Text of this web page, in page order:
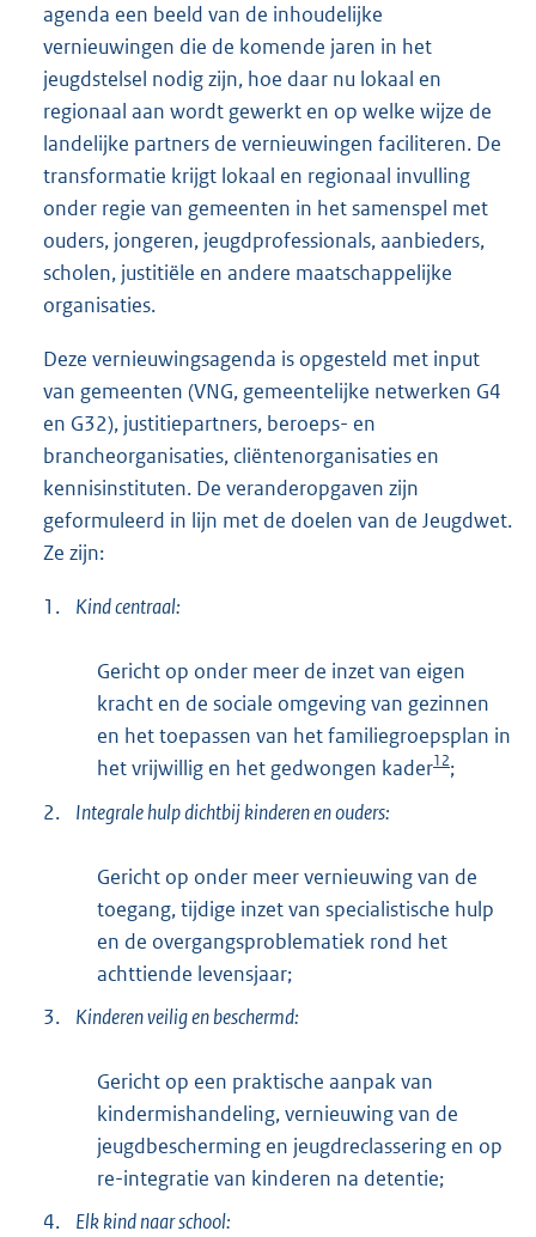
agenda een beeld van de inhoudelijke
vernieuwingen die de komende jaren in het
jeugdstelsel nodig zijn, hoe daar nu lokaal en
regionaal aan wordt gewerkt en op welke wijze de
landelijke partners de vernieuwingen faciliteren. De
transformatie krijgt lokaal en regionaal invulling
onder regie van gemeenten in het samenspel met
ouders, jongeren, jeugdprofessionals, aanbieders,
scholen, justitiële en andere maatschappelijke
organisaties.
Deze vernieuwingsagenda is opgesteld met input
van gemeenten (VNG, gemeentelijke netwerken G4
en G32), justitiepartners, beroeps- en
brancheorganisaties, cliëntenorganisaties en
kennisinstituten. De veranderopgaven zijn
geformuleerd in lijn met de doelen van de Jeugdwet.
Ze zijn:
1. Kind centraal:
Gericht op onder meer de inzet van eigen
kracht en de sociale omgeving van gezinnen
en het toepassen van het familiegroepsplan in
het vrijwillig en het gedwongen kader12;
2.
Integrale hulp dichtbij kinderen en ouders:
Gericht op onder meer vernieuwing van de
toegang, tijdige inzet van specialistische hulp
en de overgangsproblematiek rond het
achttiende levensjaar;
3.
Kinderen veilig en beschermd:
Gericht op een praktische aanpak van
kindermishandeling, vernieuwing van de
jeugdbescherming en jeugdreclassering en op
re-integratie van kinderen na detentie;
4.
Elk kind naar school: